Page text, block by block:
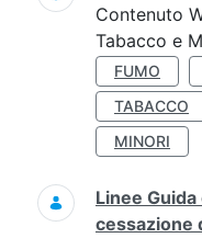
Contenuto
Tabacco e
FUMO
TABACCO
MINORI
Linee
cessazione